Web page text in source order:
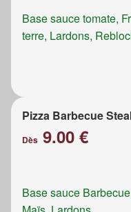
Base sauce tomate,
terre, Lardons,
Pizza Barbecue
Dès 9.00 €
Base sauce